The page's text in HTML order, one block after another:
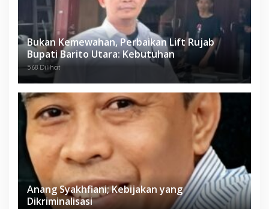
Bukan Kemewahan, Perbaikan Lift Rujab
Bupati Barito Utara: Kebutuhan
568 Dilihat
Anang Syakhfiani; Kebijakan yang
Dikriminalisasi